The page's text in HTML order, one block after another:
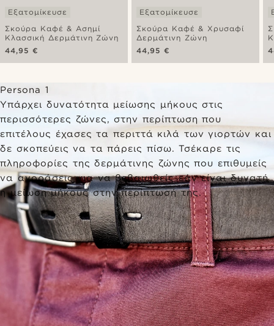
Σκούρα Καφέ & Ασημί
Κλασσική Δερμάτινη Ζώνη
Εξατομίκευσε
44,95 €
Σκούρα Καφέ & Χρυσαφί
Δερμάτινη Ζώνη
Εξατομίκευσε
44,95 €
Persona 1
Υπάρχει δυνατότητα μείωσης μήκους στις
περισσότερες ζώνες, στην περίπτωση που
επιτέλους έχασες τα περιττά κιλά των γιορτών και
δε σκοπεύεις να τα πάρεις πίσω. Τσέκαρε τις
πληροφορίες της δερμάτινης ζώνης που επιθυμείς
να αγοράσεις για να βεβαιωθείς εάν είναι δυνατή
η μείωση μήκους στην περίπτωσή της.